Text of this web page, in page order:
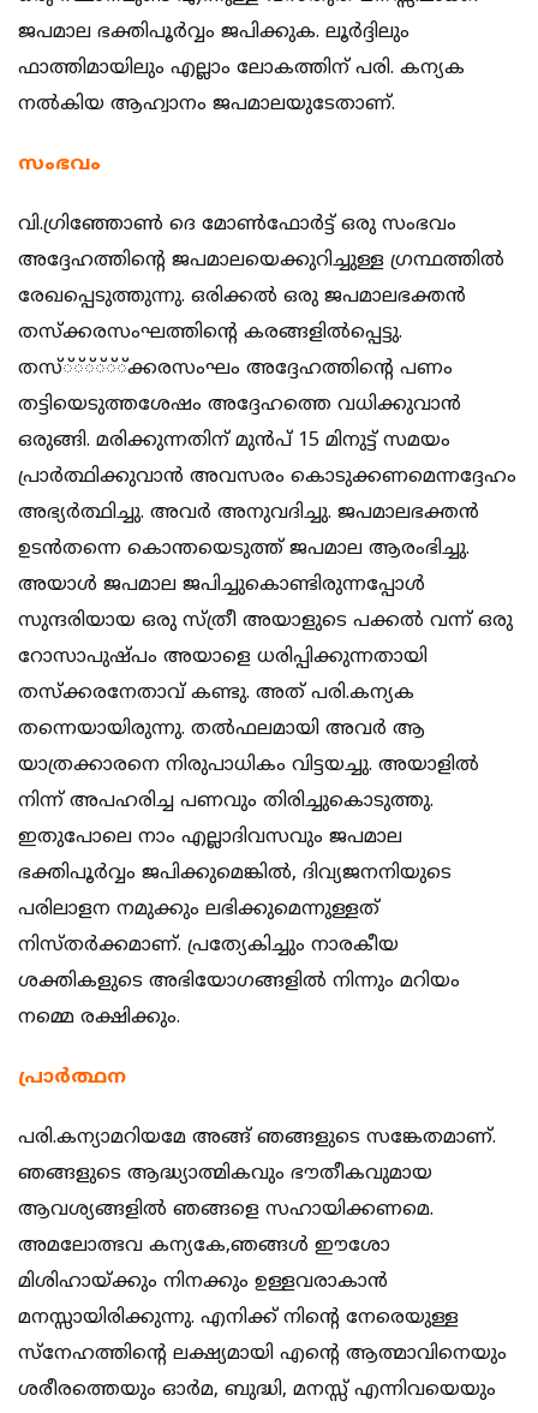
ജപമാല ഭക്തിപൂര്‍വ്വം ജപിക്കുക. ലൂര്‍ദ്ദിലും
ഫാത്തിമായിലും എല്ലാം ലോകത്തിന് പരി. കന്യക
നല്‍കിയ ആഹ്വാനം ജപമാലയുടേതാണ്.
സംഭവം
വി.ഗ്രിഞ്ഞോണ്‍ ദെ മോണ്‍ഫോര്‍ട്ട് ഒരു സംഭവം
അദ്ദേഹത്തിന്റെ ജപമാലയെക്കുറിച്ചുള്ള ഗ്രന്ഥത്തില്‍
രേഖപ്പെടുത്തുന്നു. ഒരിക്കല്‍ ഒരു ജപമാലഭക്തന്‍
തസ്‌ക്കരസംഘത്തിന്റെ കരങ്ങളില്‍പ്പെട്ടു.
തസ്്്്്്്ക്കരസംഘം അദ്ദേഹത്തിന്റെ പണം
തട്ടിയെടുത്തശേഷം അദ്ദേഹത്തെ വധിക്കുവാന്‍
ഒരുങ്ങി. മരിക്കുന്നതിന് മുന്‍പ് 15 മിനുട്ട് സമയം
പ്രാര്‍ത്ഥിക്കുവാന്‍ അവസരം കൊടുക്കണമെന്നദ്ദേഹം
അഭ്യര്‍ത്ഥിച്ചു. അവര്‍ അനുവദിച്ചു. ജപമാലഭക്തന്‍
ഉടന്‍തന്നെ കൊന്തയെടുത്ത് ജപമാല ആരംഭിച്ചു.
അയാള്‍ ജപമാല ജപിച്ചുകൊണ്ടിരുന്നപ്പോള്‍
സുന്ദരിയായ ഒരു സ്ത്രീ അയാളുടെ പക്കല്‍ വന്ന് ഒരു
റോസാപുഷ്പം അയാളെ ധരിപ്പിക്കുന്നതായി
തസ്‌ക്കരനേതാവ് കണ്ടു. അത് പരി.കന്യക
തന്നെയായിരുന്നു. തല്‍ഫലമായി അവര്‍ ആ
യാത്രക്കാരനെ നിരുപാധികം വിട്ടയച്ചു. അയാളില്‍
നിന്ന് അപഹരിച്ച പണവും തിരിച്ചുകൊടുത്തു.
ഇതുപോലെ നാം എല്ലാദിവസവും ജപമാല
ഭക്തിപൂര്‍വ്വം ജപിക്കുമെങ്കില്‍, ദിവ്യജനനിയുടെ
പരിലാളന നമുക്കും ലഭിക്കുമെന്നുള്ളത്
നിസ്തര്‍ക്കമാണ്. പ്രത്യേകിച്ചും നാരകീയ
ശക്തികളുടെ അഭിയോഗങ്ങളില്‍ നിന്നും മറിയം
നമ്മെ രക്ഷിക്കും.
പ്രാര്‍ത്ഥന
പരി.കന്യാമറിയമേ അങ്ങ് ഞങ്ങളുടെ സങ്കേതമാണ്.
ഞങ്ങളുടെ ആദ്ധ്യാത്മികവും ഭൗതീകവുമായ
ആവശ്യങ്ങളില്‍ ഞങ്ങളെ സഹായിക്കണമെ.
അമലോത്ഭവ കന്യകേ,ഞങ്ങള്‍ ഈശോ
മിശിഹായ്ക്കും നിനക്കും ഉള്ളവരാകാന്‍
മനസ്സായിരിക്കുന്നു. എനിക്ക് നിന്റെ നേരെയുള്ള
സ്‌നേഹത്തിന്റെ ലക്ഷ്യമായി എന്റെ ആത്മാവിനെയും
ശരീരത്തെയും ഓര്‍മ, ബുദ്ധി, മനസ്സ് എന്നിവയെയും